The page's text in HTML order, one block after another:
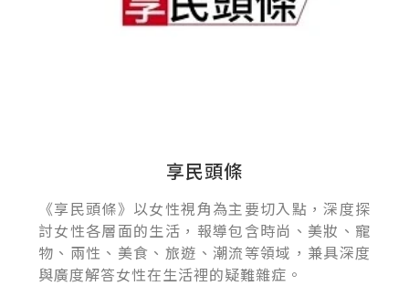
享民頭條
《享民頭條》以女性視角為主要切入點，深度探
討女性各層面的生活，報導包含時尚、美妝、寵
物、兩性、美食、旅遊、潮流等領域，兼具深度
與廣度解答女性在生活裡的疑難雜症。